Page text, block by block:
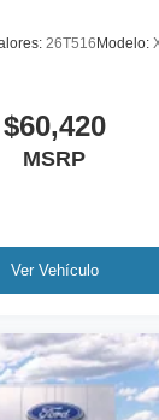
26T516Modelo:
$60,420
MSRP
Ver Vehículo